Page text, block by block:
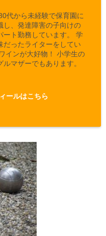
代から未経験で保育園に
し、発達障害の子向けの
ート勤務しています。 学
だったライターをしてい
インが大好物！ 小学生の
マザーでもあります。
ールはこちら